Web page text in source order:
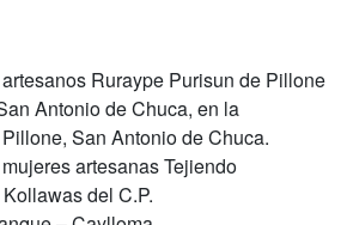
Ruraype Purisun de Pillone
Antonio de Chuca, en la
San Antonio de Chuca.
artesanas Tejiendo
del C.P.